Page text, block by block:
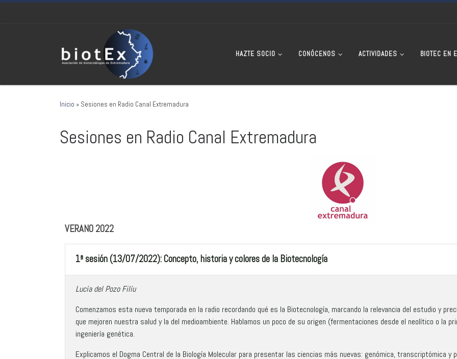
HAZTE SOCIO CONÓCENOS ACTIVIDADES BIOTEC EN
Inicio » Sesiones en Radio Canal Extremadura
Sesiones en Radio Canal Extremadura
VERANO 2022
1ª sesión (13/07/2022): Concepto, historia y colores de la Biotecnología
Lucía del Pozo Filíu
Comenzamos esta nueva temporada en la radio recordando qué es la Biotecnología, marcando la relevancia del estudio y
que mejoren nuestra salud y la del medioambiente. Hablamos un poco de su origen (fermentaciones desde el neolítico o la
ingeniería genética.
Explicamos el Dogma Central de la Biología Molecular para presentar las ciencias más nuevas: genómica, transcriptómica y